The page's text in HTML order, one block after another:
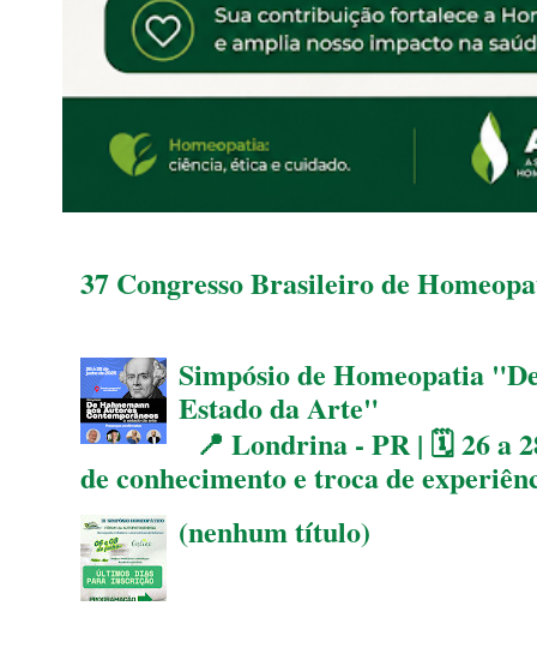
37 Congresso Brasileiro de
Simpósio de Homeopatia
Estado da Arte"
📍 Londrina - PR | 🗓 26 a
de conhecimento e troca de
(nenhum título)